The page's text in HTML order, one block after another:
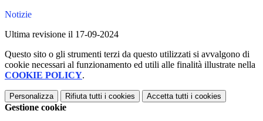
Notizie
Ultima revisione il 17-09-2024
Questo sito o gli strumenti terzi da questo utilizzati si avvalgono di
cookie necessari al funzionamento ed utili alle finalità illustrate nella
COOKIE POLICY.
Personalizza Rifiuta tutti i cookies Accetta tutti i cookies
Gestione cookie